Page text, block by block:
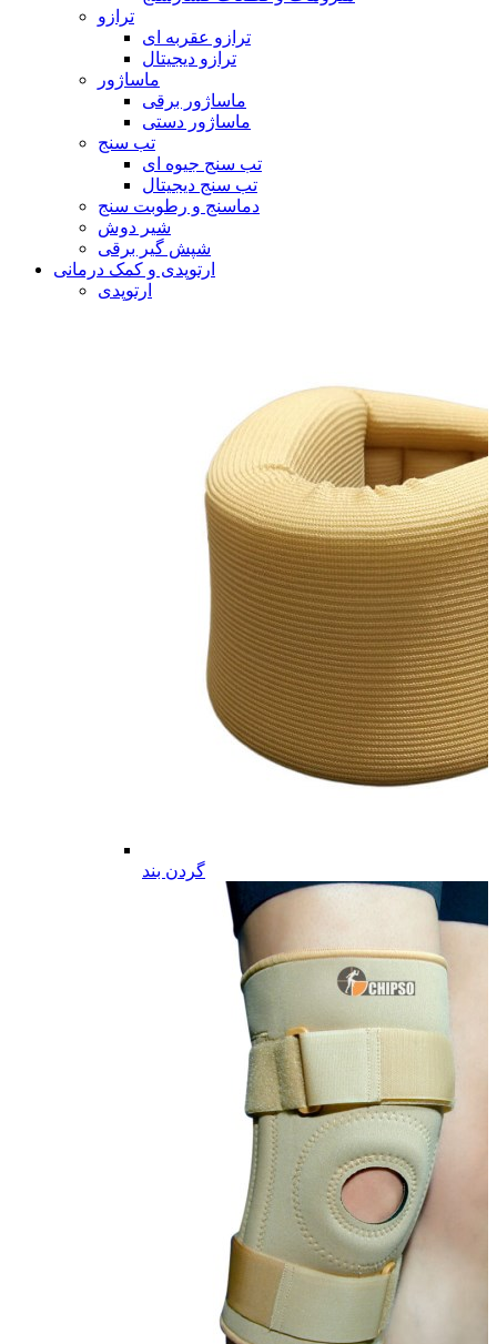
ترازو
ترازو عقربه ای
ترازو دیجیتال
ماساژور
ماساژور برقی
ماساژور دستی
تب سنج
تب سنج جیوه ای
تب سنج دیجیتال
دماسنج و رطوبت سنج
شیر دوش
شپش گیر برقی
ارتوپدی و کمک درمانی
ارتوپدی
گردن بند